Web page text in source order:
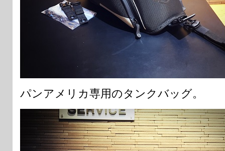
パンアメリカ専用のタンクバッグ。